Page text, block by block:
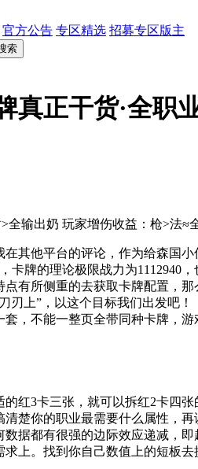
官方公告 专区精选 招募专区版主
索
真正干货·全职
全输出奶 玩家增伤收益：枪>法≈
其他平台的评论，作为给森国小
卡牌的理论极限战力为1112940
有所侧重的去获取卡牌配置，
刃上”，以这个目标我们出发吧！
套，不能一整页全带同种卡牌，游
的红3卡三张，就可以拆红2卡四
清楚你的职业最需要什么属性，
数据都有很强的边际效应递减，
上。找到你自己数值上的短板去